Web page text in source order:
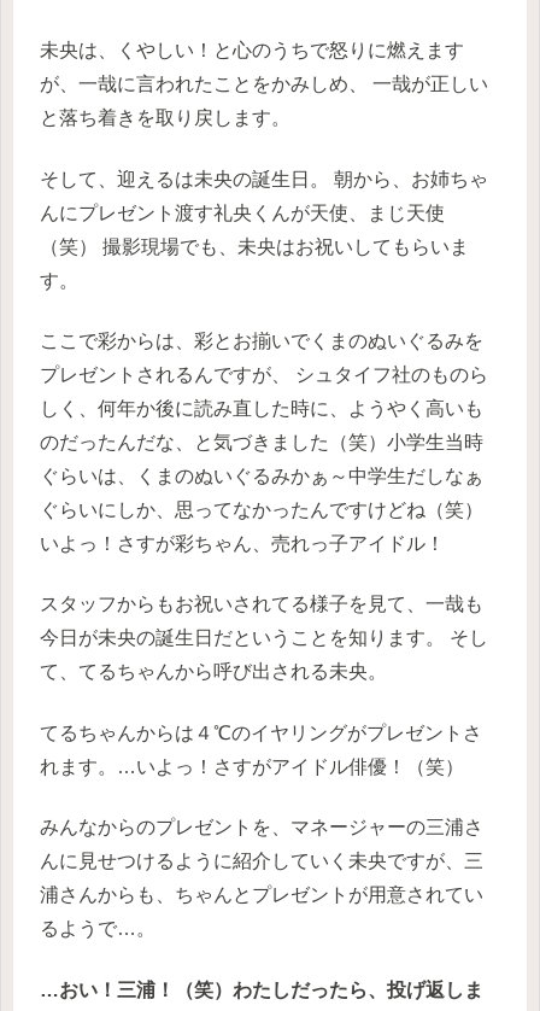
未央は、くやしい！と心のうちで怒りに燃えます
が、一哉に言われたことをかみしめ、
一哉が正しい
と落ち着きを取り戻します。
そして、迎えるは未央の誕生日。
朝から、お姉ちゃ
んにプレゼント渡す礼央くんが天使、まじ天使
（笑）
撮影現場でも、未央はお祝いしてもらいま
す。
ここで彩からは、彩とお揃いでくまのぬいぐるみを
プレゼントされるんですが、
シュタイフ社のものら
しく、何年か後に読み直した時に、ようやく高いも
のだったんだな、と気づきました（笑）小学生当時
ぐらいは、くまのぬいぐるみかぁ～中学生だしなぁ
ぐらいにしか、思ってなかったんですけどね（笑）
いよっ！さすが彩ちゃん、売れっ子アイドル！
スタッフからもお祝いされてる様子を見て、一哉も
今日が未央の誕生日だということを知ります。
そし
て、てるちゃんから呼び出される未央。
てるちゃんからは４℃のイヤリングがプレゼントさ
れます。…いよっ！さすがアイドル俳優！（笑）
みんなからのプレゼントを、マネージャーの三浦さ
んに見せつけるように紹介していく未央ですが、三
浦さんからも、ちゃんとプレゼントが用意されてい
るようで…。
…おい！三浦！（笑）わたしだったら、投げ返しま